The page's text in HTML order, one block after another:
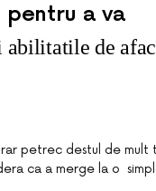
a va
abilitatile de
petrec destul de mult
ca a merge la o